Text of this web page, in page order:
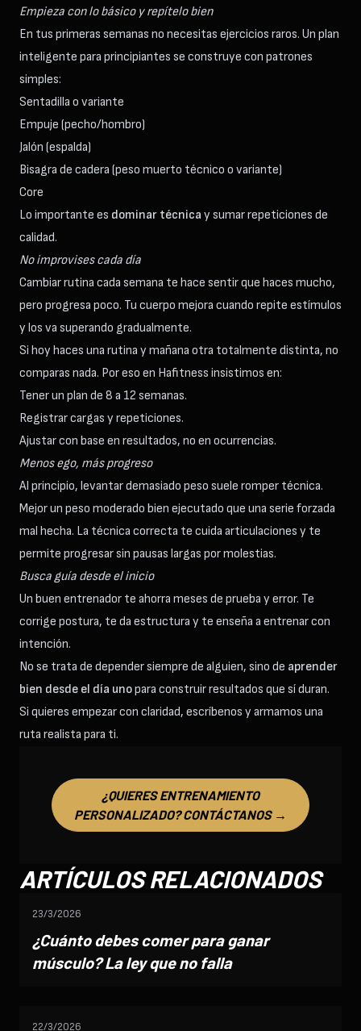
Empieza con lo básico y repítelo bien
En tus primeras semanas no necesitas ejercicios raros. Un plan
inteligente para principiantes se construye con patrones
simples:
Sentadilla o variante
Empuje (pecho/hombro)
Jalón (espalda)
Bisagra de cadera (peso muerto técnico o variante)
Core
Lo importante es dominar técnica y sumar repeticiones de
calidad.
No improvises cada día
Cambiar rutina cada semana te hace sentir que haces mucho,
pero progresa poco. Tu cuerpo mejora cuando repite estímulos
y los va superando gradualmente.
Si hoy haces una rutina y mañana otra totalmente distinta, no
comparas nada. Por eso en Hafitness insistimos en:
Tener un plan de 8 a 12 semanas.
Registrar cargas y repeticiones.
Ajustar con base en resultados, no en ocurrencias.
Menos ego, más progreso
Al principio, levantar demasiado peso suele romper técnica.
Mejor un peso moderado bien ejecutado que una serie forzada
mal hecha. La técnica correcta te cuida articulaciones y te
permite progresar sin pausas largas por molestias.
Busca guía desde el inicio
Un buen entrenador te ahorra meses de prueba y error. Te
corrige postura, te da estructura y te enseña a entrenar con
intención.
No se trata de depender siempre de alguien, sino de aprender
bien desde el día unopara construir resultados que sí duran.
Si quieres empezar con claridad, escríbenos y armamos una
ruta realista para ti.
¿QUIERES ENTRENAMIENTO
PERSONALIZADO? CONTÁCTANOS →
ARTÍCULOS RELACIONADOS
23/3/2026
¿Cuánto debes comer para ganar
músculo? La ley que no falla
22/3/2026